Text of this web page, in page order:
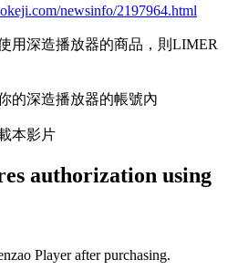
newsinfo/2197964.html
用深造播放器的商品，則LIMER
的深造播放器的帳號內
本影片
authorization using
Player after purchasing.